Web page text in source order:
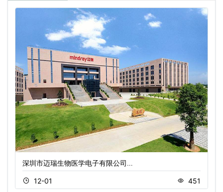
深圳市迈瑞生物医学电子有限公司…
12-01 451